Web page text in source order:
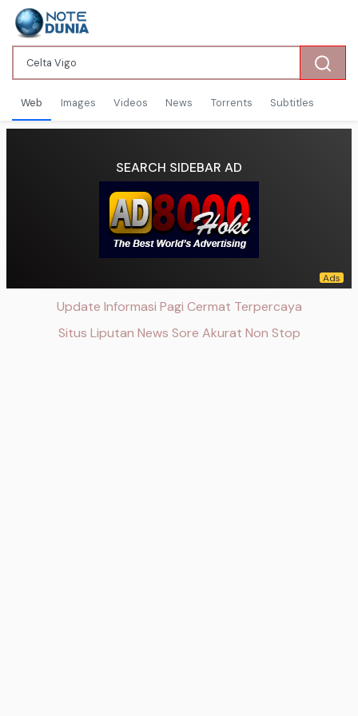
Web Images Videos News Torrents Subtitles
SEARCH SIDEBAR AD
Update Informasi Pagi Cermat Terpercaya
Situs Liputan News Sore Akurat Non Stop